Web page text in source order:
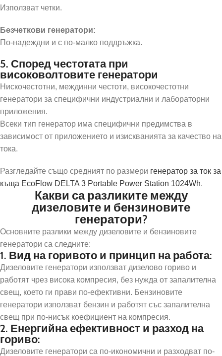
Използват четки.
Безчеткови генератори:
По-надеждни и с по-малко поддръжка.
5. Според честотата при
високоволтовите генератори
Нискочестотни, междинни честоти, високочестотни
генератори за специфични индустриални и лабораторни
приложения.
Всеки тип генератор има специфични предимства в
зависимост от приложението и изискванията за качество на
тока.
Разгледайте също средният по размери генератор за ток за
къща EcoFlow DELTA 3 Portable Power Station 1024Wh.
Какви са разликите между
дизеловите и бензиновите
генератори?
Основните разлики между дизеловите и бензиновите
генератори са следните:
1. Вид на горивото и принцип на работа:
Дизеловите генератори използват дизелово гориво и
работят чрез висока компресия, без нужда от запалителна
свещ, което ги прави по-ефективни. Бензиновите
генератори използват бензин и работят със запалителна
свещ при по-нисък коефициент на компресия.
2. Енергийна ефективност и разход на
гориво:
Дизеловите генератори са по-икономични и разходват по-